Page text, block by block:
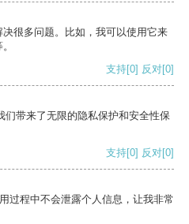
很多问题。比如，我可以使用它来
支持[0] 反对[0]
带来了无限的隐私保护和安全性保
支持[0] 反对[0]
过程中不会泄露个人信息，让我非常